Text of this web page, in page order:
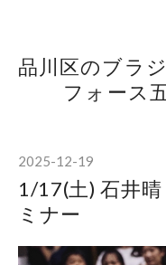
品川区のブラ
フォース
2025-12-19
1/17(土) 石井
ミナー